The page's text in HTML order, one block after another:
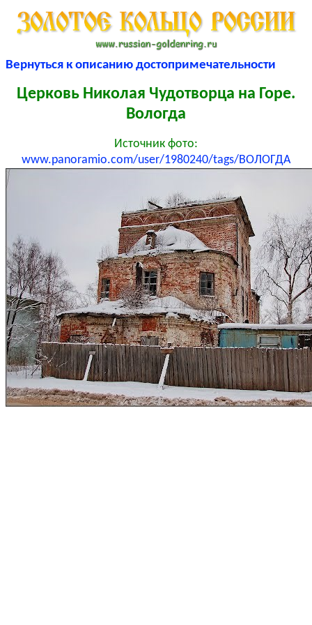
Вернуться к описанию достопримечательности
Церковь Николая Чудотворца на Горе.
Вологда
Источник фото:
www.panoramio.com/user/1980240/tags/ВОЛОГДА